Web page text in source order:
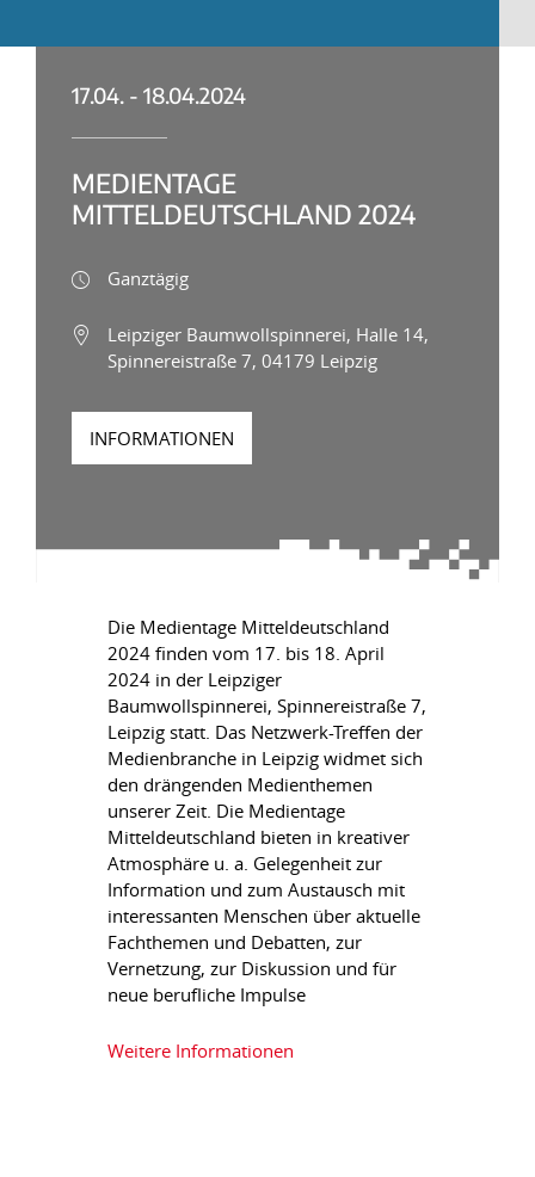
17.04. - 18.04.2024
MEDIENTAGE
MITTELDEUTSCHLAND 2024
Ganztägig
Leipziger Baumwollspinnerei, Halle 14,
Spinnereistraße 7, 04179 Leipzig
INFORMATIONEN
Die Medientage Mitteldeutschland
2024 finden vom 17. bis 18. April
2024 in der Leipziger
Baumwollspinnerei, Spinnereistraße 7,
Leipzig statt. Das Netzwerk-Treffen der
Medienbranche in Leipzig widmet sich
den drängenden Medienthemen
unserer Zeit. Die Medientage
Mitteldeutschland bieten in kreativer
Atmosphäre u. a. Gelegenheit zur
Information und zum Austausch mit
interessanten Menschen über aktuelle
Fachthemen und Debatten, zur
Vernetzung, zur Diskussion und für
neue berufliche Impulse
Weitere Informationen